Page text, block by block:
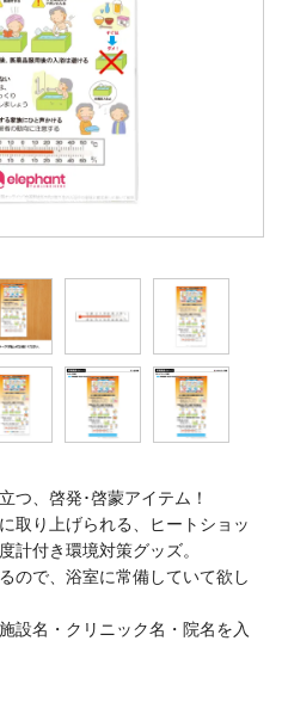
つ、啓発･啓蒙アイテム！
取り上げられる、ヒートショッ
計付き環境対策グッズ。
ので、浴室に常備していて欲し
設名・クリニック名・院名を入